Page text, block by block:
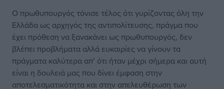
Ο πρωθυπουργός τόνισε τέλος ότι γυρίζοντας όλη την
Ελλάδα ως αρχηγός της αντιπολίτευσης, πράγμα που
έχει πρόθεση να ξανακάνει ως πρωθυπουργός, δεν
βλέπει προβλήματα αλλά ευκαιρίες να γίνουν τα
πράγματα καλύτερα απ’ ότι ήταν μέχρι σήμερα και αυτή
είναι η δουλειά μας που δίνει έμφαση στην
αποτελεσματικότητα και στην απελευθέρωση των